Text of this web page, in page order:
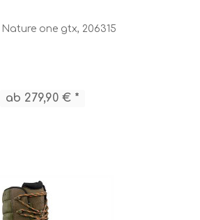
Nature one gtx, 206315
ab 279,90 € *